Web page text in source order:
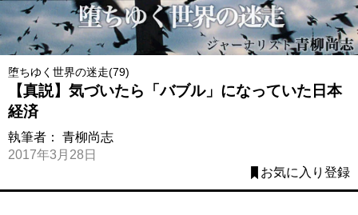
堕ちゆく世界の迷走(79)
【真説】気づいたら「バブル」になっていた日本
経済
執筆者： 青柳尚志
2017年3月28日
お気に入り登録